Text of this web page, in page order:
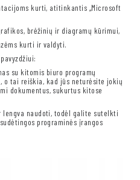
kurti, atitinkantis „Microsoft
brėžinių ir diagramų kūrimui,
kurti ir valdyti.
su kitomis biuro programų
tai reiškia, kad jūs neturėsite jokių
dokumentus, sukurtus kitose
naudoti, todėl galite sutelkti
programinės įrangos